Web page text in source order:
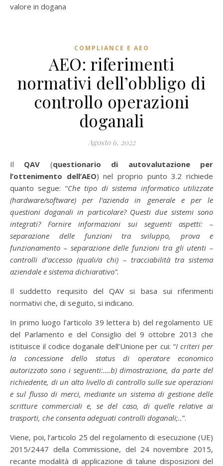
valore in dogana
COMPLIANCE E AEO
AEO: riferimenti
normativi dell’obbligo di
controllo operazioni
doganali
Agosto 6, 2022
Il QAV (questionario di autovalutazione per
l’ottenimento dell’AEO) nel proprio punto 3.2 richiede
quanto segue: “Che tipo di sistema informatico utilizzate
(hardware/software) per l’azienda in generale e per le
questioni doganali in particolare? Questi due sistemi sono
integrati? Fornire informazioni sui seguenti aspetti: –
separazione delle funzioni tra sviluppo, prova e
funzionamento – separazione delle funzioni tra gli utenti –
controlli d’accesso (quali/a chi) – tracciabilità tra sistema
aziendale e sistema dichiarativo”.
Il suddetto requisito del QAV si basa sui riferimenti
normativi che, di seguito, si indicano.
In primo luogo l’articolo 39 lettera b) del regolamento UE
del Parlamento e del Consiglio del 9 ottobre 2013 che
istituisce il codice doganale dell’Unione per cui: “I criteri per
la concessione dello status di operatore economico
autorizzato sono i seguenti:….b) dimostrazione, da parte del
richiedente, di un alto livello di controllo sulle sue operazioni
e sul flusso di merci, mediante un sistema di gestione delle
scritture commerciali e, se del caso, di quelle relative ai
trasporti, che consenta adeguati controlli doganali;..”.
Viene, poi, l’articolo 25 del regolamento di esecuzione (UE)
2015/2447 della Commissione, del 24 novembre 2015,
recante modalità di applicazione di talune disposizioni del